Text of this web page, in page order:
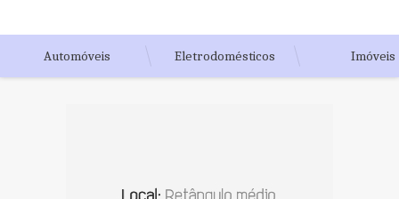
Automóveis Eletrodomésticos Imóveis